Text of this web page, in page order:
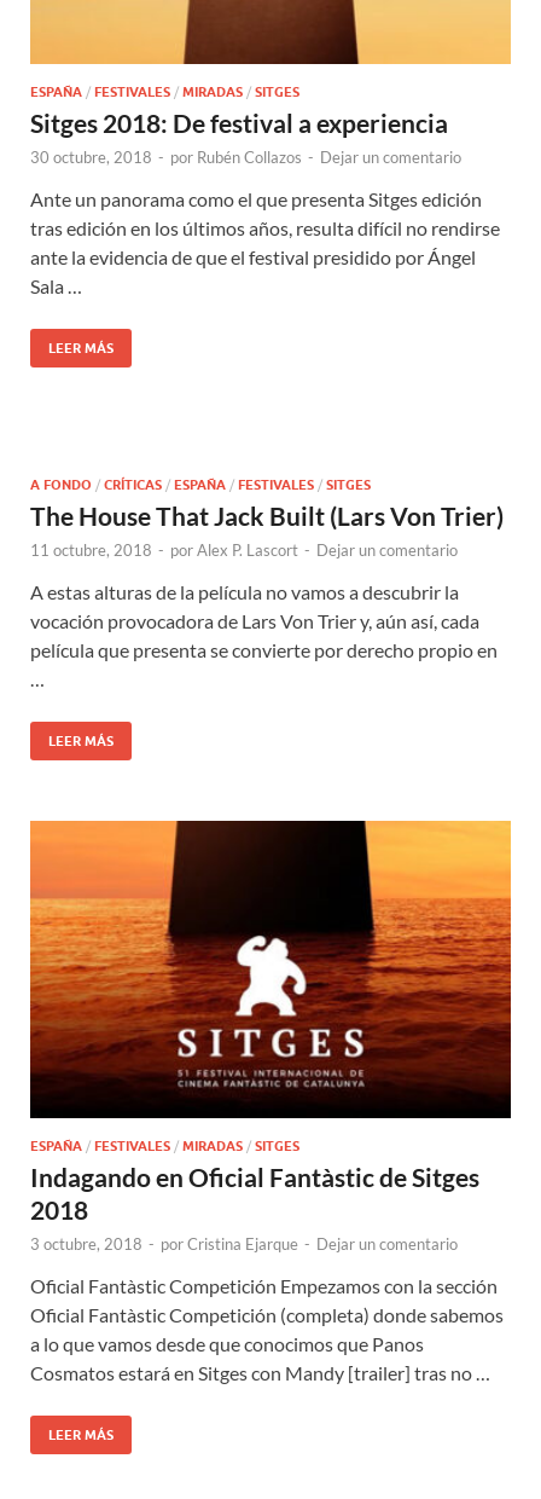
ESPAÑA / FESTIVALES / MIRADAS / SITGES
Sitges 2018: De festival a experiencia
30 octubre, 2018 - por Rubén Collazos - Dejar un comentario
Ante un panorama como el que presenta Sitges edición
tras edición en los últimos años, resulta difícil no rendirse
ante la evidencia de que el festival presidido por Ángel
Sala …
LEER MÁS
A FONDO / CRÍTICAS / ESPAÑA / FESTIVALES / SITGES
The House That Jack Built (Lars Von Trier)
11 octubre, 2018 - porAlex P. Lascort - Dejar un comentario
A estas alturas de la película no vamos a descubrir la
vocación provocadora de Lars Von Trier y, aún así, cada
película que presenta se convierte por derecho propio en
LEER MÁS
ESPAÑA / FESTIVALES / MIRADAS / SITGES
Indagando en Oficial Fantàstic de Sitges
2018
3 octubre, 2018 - porCristina Ejarque - Dejar un comentario
Oficial Fantàstic Competición Empezamos con la sección
Oficial Fantàstic Competición (completa) donde sabemos
a lo que vamos desde que conocimos que Panos
Cosmatos estará en Sitges con Mandy [trailer] tras no …
LEER MÁS